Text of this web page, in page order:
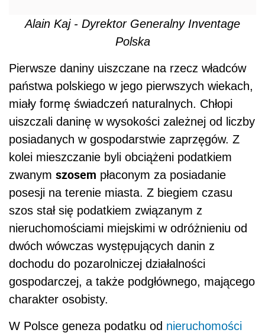
Alain Kaj - Dyrektor Generalny Inventage
Polska
Pierwsze daniny uiszczane na rzecz władców
państwa polskiego w jego pierwszych wiekach,
miały formę świadczeń naturalnych. Chłopi
uiszczali daninę w wysokości zależnej od liczby
posiadanych w gospodarstwie zaprzęgów. Z
kolei mieszczanie byli obciążeni podatkiem
zwanym szosem płaconym za posiadanie
posesji na terenie miasta. Z biegiem czasu
szos stał się podatkiem związanym z
nieruchomościami miejskimi w odróżnieniu od
dwóch wówczas występujących danin z
dochodu do pozarolniczej działalności
gospodarczej, a także podgłównego, mającego
charakter osobisty.
W Polsce geneza podatku od nieruchomości